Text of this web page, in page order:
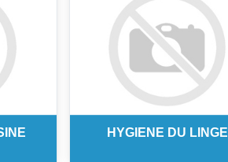
HYGIENE DU LINGE